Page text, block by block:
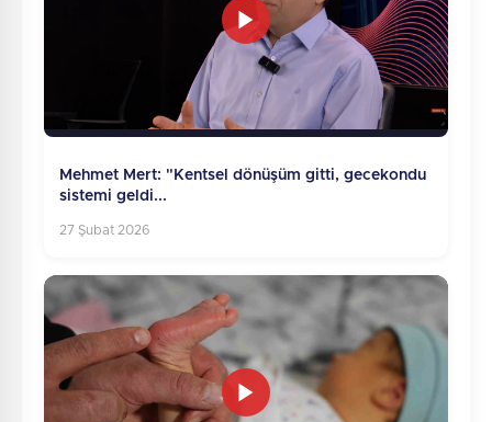
Mehmet Mert: "Kentsel dönüşüm gitti, gecekondu
sistemi geldi...
27 Şubat 2026